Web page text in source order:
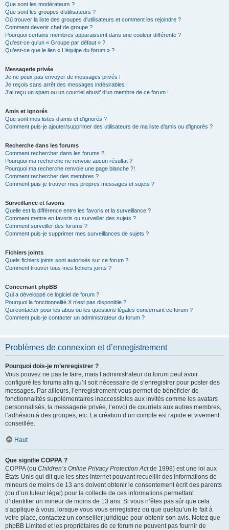
Que sont les modérateurs ?
Que sont les groupes d’utilisateurs ?
Où trouver la liste des groupes d’utilisateurs et comment les rejoindre ?
Comment devenir chef de groupe ?
Pourquoi certains membres apparaissent dans une couleur différente ?
Qu’est-ce qu’un « Groupe par défaut » ?
Qu’est-ce que le lien « L’équipe du forum » ?
Messagerie privée
Je ne peux pas envoyer de messages privés !
Je reçois sans arrêt des messages indésirables !
J’ai reçu un spam ou un courriel abusif d’un membre de ce forum !
Amis et ignorés
Que sont mes listes d’amis et d’ignorés ?
Comment puis-je ajouter/supprimer des utilisateurs de ma liste d’amis ou d’ignorés ?
Recherche dans les forums
Comment rechercher dans les forums ?
Pourquoi ma recherche ne renvoie aucun résultat ?
Pourquoi ma recherche renvoie une page blanche ?!
Comment rechercher des membres ?
Comment puis-je trouver mes propres messages et sujets ?
Surveillance et favoris
Quelle est la différence entre les favoris et la surveillance ?
Comment mettre en favoris ou surveiller des sujets ?
Comment surveiller des forums ?
Comment puis-je supprimer mes surveillances de sujets ?
Fichiers joints
Quels fichiers joints sont autorisés sur ce forum ?
Comment trouver tous mes fichiers joints ?
Concernant phpBB
Qui a développé ce logiciel de forum ?
Pourquoi la fonctionnalité X n’est pas disponible ?
Qui contacter pour les abus ou les questions légales concernant ce forum ?
Comment puis-je contacter un administrateur du forum ?
Problèmes de connexion et d’enregistrement
Pourquoi dois-je m’enregistrer ?
Vous pouvez ne pas le faire, mais l’administrateur du forum peut avoir
configuré les forums afin qu’il soit nécessaire de s’enregistrer pour poster des
messages. Par ailleurs, l’enregistrement vous permet de bénéficier de
fonctionnalités supplémentaires inaccessibles aux invités comme les avatars
personnalisés, la messagerie privée, l’envoi de courriels aux autres membres,
l’adhésion à des groupes, etc. La création d’un compte est rapide et vivement
conseillée.
Haut
Que signifie COPPA ?
COPPA (ou Children’s Online Privacy Protection Actde 1998) est une loi aux
États-Unis qui dit que les sites Internet pouvant recueillir des informations de
mineurs de moins de 13 ans doivent obtenir le consentement écrit des parents
(ou d’un tuteur légal) pour la collecte de ces informations permettant
d’identifier un mineur de moins de 13 ans. Si vous n’êtes pas sûr que cela
s’applique à vous, lorsque vous vous enregistrez ou que quelqu’un le fait à
votre place, contactez un conseiller juridique pour obtenir son avis. Notez que
phpBB Limited et les propriétaires de ce forum ne peuvent pas fournir de